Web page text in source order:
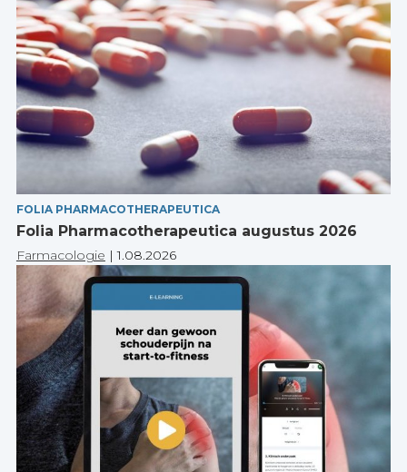
FOLIA PHARMACOTHERAPEUTICA
Folia Pharmacotherapeutica augustus 2026
Farmacologie |1.08.2026